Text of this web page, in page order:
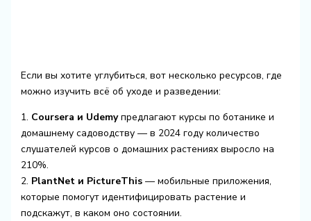
Если вы хотите углубиться, вот несколько ресурсов, где
можно изучить всё об уходе и разведении:
1. Coursera и Udemyпредлагают курсы по ботанике и
домашнему садоводству — в 2024 году количество
слушателей курсов о домашних растениях выросло на
210%.
2. PlantNet и PictureThis— мобильные приложения,
которые помогут идентифицировать растение и
подскажут, в каком оно состоянии.